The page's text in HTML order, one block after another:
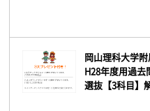
岡山理科大学
H28年度用過
選抜【3科目】